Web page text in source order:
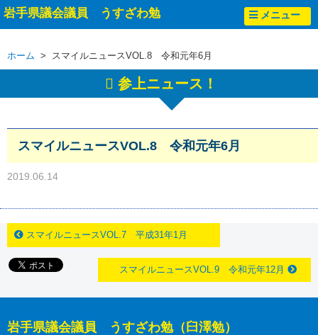
岩手県議会議員 うすざわ勉 メニュー
ホーム > スマイルニュースVOL.8 令和元年6月
参上ニュース！
スマイルニュースVOL.8 令和元年6月
2019.06.14
スマイルニュースVOL.7 平成31年1月
スマイルニュースVOL.9 令和元年12月
岩手県議会議員 うすざわ勉（臼澤勉）